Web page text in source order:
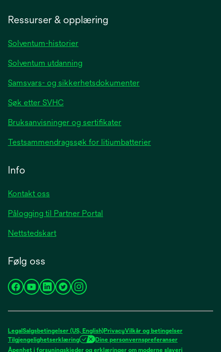
Ressurser & opplæring
Solventum-historier
Solventum utdanning
Samsvars- og sikkerhetsdokumenter
Søk etter SVHC
Bruksanvisninger og sertifikater
Testsammendragssøk for litiumbatterier
Info
Kontakt oss
Pålogging til Partner Portal
Nettstedskart
Følg oss
opens
new
tab
opens
new
tab
opens
new
tab
opens
new
tab
opens
new
tab
LegalSalgsbetingelser (US, English)PrivacyVilkår og betingelser
Tilgjengelighetserklæring
Dine personvernspreferanser
Åpenhet i forsyningskjeder og erklæringer om moderne slaveriopens